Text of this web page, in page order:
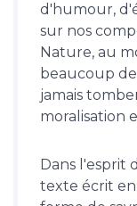
d'humour,
sur nos
Nature, au
beaucoup
jamais
moralisation
Dans l'esprit
texte écrit en